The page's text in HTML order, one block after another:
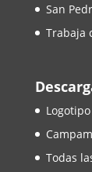
San
Trabaja
Todas